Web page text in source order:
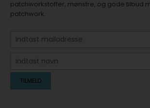
patchworkstoffer, mønstre, og gode tilbud
patchwork.